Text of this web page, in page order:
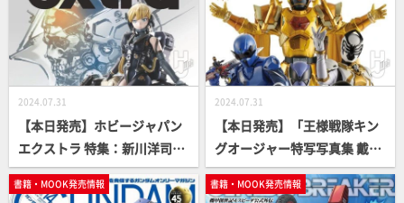
2024.07.31
【本日発売】ホビージャパン
エクストラ 特集：新川洋司AR
TS ＆ CRAFTS【コジマプロダ
クション】
2024.07.31
【本日発売】「王様戦隊キン
グオージャー特写写真集 戴
冠」【スーパー戦隊】
書籍・MOOK発売情報 書籍・MOOK発売情報